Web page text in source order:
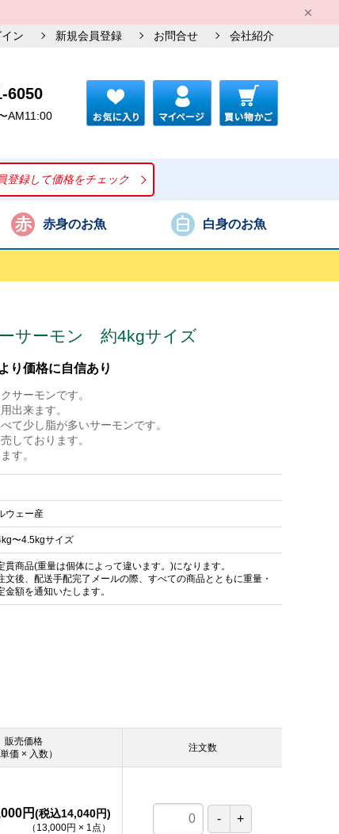
ン 新規会員登録 お問合せ 会社紹介
6050
AM11:00
登録して価格をチェック
赤身のお魚 白身のお魚
ーサーモン 約4kgサイズ
り価格に自信あり
サーモンです。
出来ます。
て少し脂が多いサーモンです。
しております。
す。
ウェー産
〜4.5kgサイズ
貫商品(重量は個体によって違います。)になります。
文後、配送手配完了メールの際、すべての商品とともに重量・
金額を通知いたします。
販売価格
単価 × 入数）
注文数
円 (税込14,040円)
（ 13,000円 × 1 点 ）